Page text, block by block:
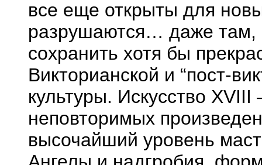
все еще открыты для
разрушаются… даже там,
сохранить хотя бы
Викторианской и “пост-
культуры. Искусство
неповторимых
высочайший уровень